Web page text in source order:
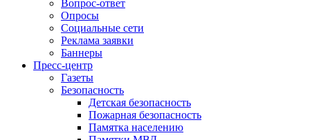
Вопрос-ответ
Опросы
Социальные сети
Реклама заявки
Баннеры
Пресс-центр
Газеты
Безопасность
Детская безопасность
Пожарная безопасность
Памятка населению